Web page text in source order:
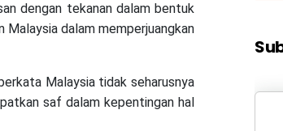
dengan tekanan dalam bentuk
dalam memperjuangkan
Malaysia tidak seharusnya
saf dalam kepentingan hal